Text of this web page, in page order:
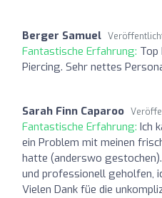
Berger Samuel
Fantastische Erfahrung: Top
Piercing. Sehr nettes
Sarah Finn Caparoo
Fantastische Erfahrung: Ich
ein Problem mit meinen
hatte (anderswo
und professionell geholfen,
Vielen Dank füe die